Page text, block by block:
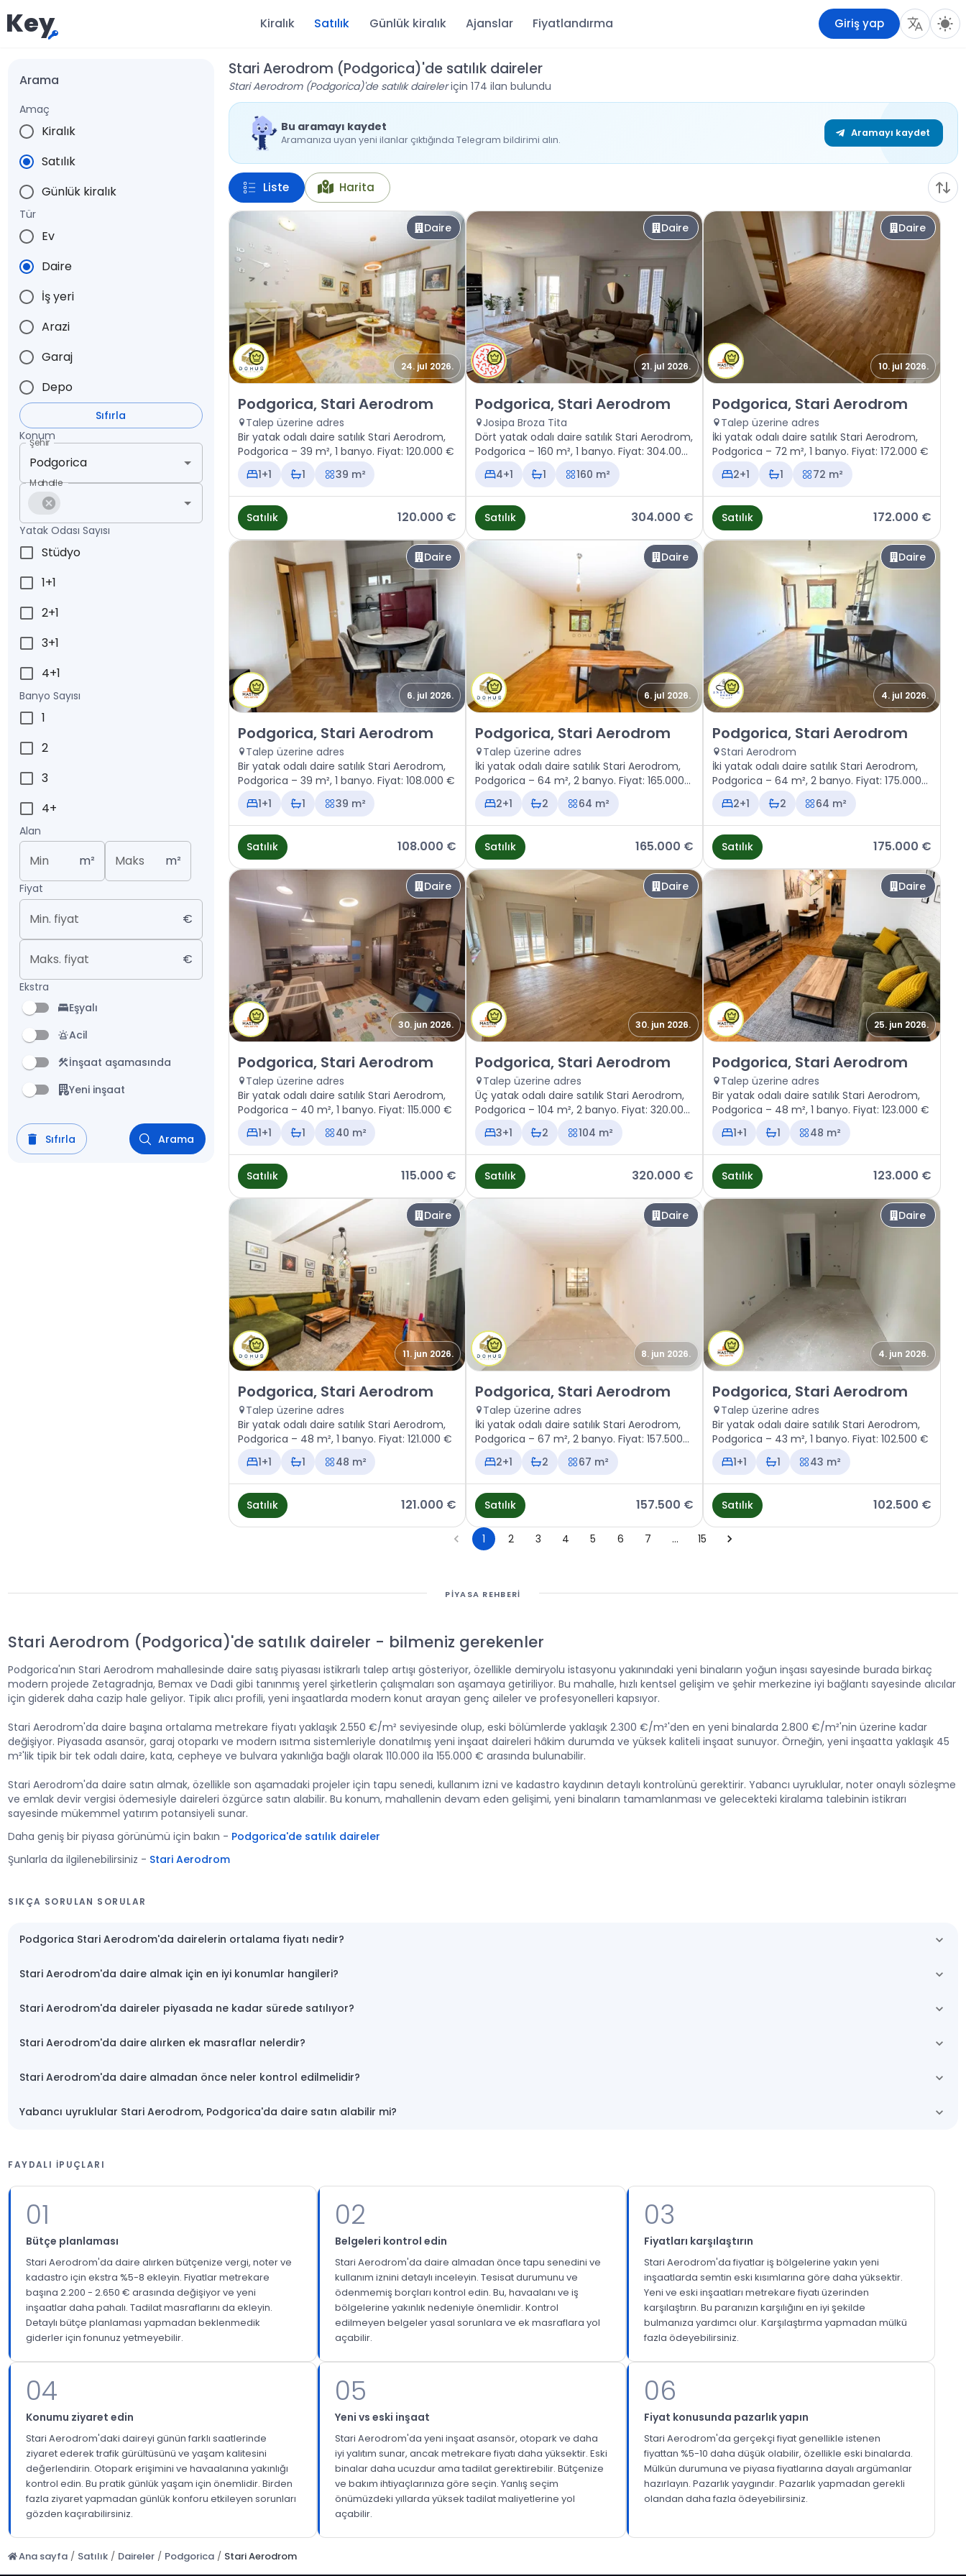
Key Kiralık Satılık Günlük kiralık Ajanslar Fiyatlandırma Giriş yap
Arama
Amaç
Kiralık
Satılık
Günlük kiralık
Tür
Ev
Daire
İş yeri
Arazi
Garaj
Depo
Sıfırla
Konum
Şehir
Mahalle
Yatak Odası Sayısı
Stüdyo
1+1
2+1
3+1
4+1
Banyo Sayısı
1
2
3
4+
Alan
Min m² Maks m²
Fiyat
Min. fiyat €
Maks. fiyat €
Ekstra
Eşyalı
Acil
İnşaat aşamasında
Yeni inşaat
Sıfırla Arama
Stari Aerodrom (Podgorica)'de satılık daireler
Stari Aerodrom (Podgorica)'de satılık daireleriçin 174 ilan bulundu
Bu aramayı kaydet
Aramanıza uyan yeni ilanlar çıktığında Telegram bildirimi alın.
Aramayı kaydet
Liste Harita
Daire
24. jul 2026.
Satılık - Daire Podgorica, Stari Aerodrom
Podgorica, Stari Aerodrom
Talep üzerine adres
Bir yatak odalı daire satılık Stari Aerodrom,
Podgorica – 39 m², 1 banyo. Fiyat: 120.000 €
1+1
1 39 m²
Satılık 120.000 €
Daire
21. jul 2026.
Satılık - Daire Podgorica, Stari Aerodrom
Podgorica, Stari Aerodrom
Josipa Broza Tita
Dört yatak odalı daire satılık Stari Aerodrom,
Podgorica – 160 m², 1 banyo. Fiyat: 304.000
€
4+1 1 160 m²
Satılık 304.000 €
Daire
10. jul 2026.
Satılık - Daire Podgorica, Stari Aerodrom
Podgorica, Stari Aerodrom
Talep üzerine adres
İki yatak odalı daire satılık Stari Aerodrom,
Podgorica – 72 m², 1 banyo. Fiyat: 172.000 €
2+1
1 72 m²
Satılık 172.000 €
Daire
6. jul 2026.
Satılık - Daire Podgorica, Stari Aerodrom
Podgorica, Stari Aerodrom
Talep üzerine adres
Bir yatak odalı daire satılık Stari Aerodrom,
Podgorica – 39 m², 1 banyo. Fiyat: 108.000 €
1+1
1 39 m²
Satılık 108.000 €
Daire
6. jul 2026.
Satılık - Daire Podgorica, Stari Aerodrom
Podgorica, Stari Aerodrom
Talep üzerine adres
İki yatak odalı daire satılık Stari Aerodrom,
Podgorica – 64 m², 2 banyo. Fiyat: 165.000
€
2+1 2 64 m²
Satılık 165.000 €
Daire
4. jul 2026.
Satılık - Daire Podgorica, Stari Aerodrom
Podgorica, Stari Aerodrom
Stari Aerodrom
İki yatak odalı daire satılık Stari Aerodrom,
Podgorica – 64 m², 2 banyo. Fiyat: 175.000
€
2+1 2 64 m²
Satılık 175.000 €
Daire
30. jun 2026.
Satılık - Daire Podgorica, Stari Aerodrom
Podgorica, Stari Aerodrom
Talep üzerine adres
Bir yatak odalı daire satılık Stari Aerodrom,
Podgorica – 40 m², 1 banyo. Fiyat: 115.000 €
1+1
1 40 m²
Satılık 115.000 €
Daire
30. jun 2026.
Satılık - Daire Podgorica, Stari Aerodrom
Podgorica, Stari Aerodrom
Talep üzerine adres
Üç yatak odalı daire satılık Stari Aerodrom,
Podgorica – 104 m², 2 banyo. Fiyat: 320.000
€
3+1 2 104 m²
Satılık 320.000 €
Daire
25. jun 2026.
Satılık - Daire Podgorica, Stari Aerodrom
Podgorica, Stari Aerodrom
Talep üzerine adres
Bir yatak odalı daire satılık Stari Aerodrom,
Podgorica – 48 m², 1 banyo. Fiyat: 123.000 €
1+1
1 48 m²
Satılık 123.000 €
Daire
11. jun 2026.
Satılık - Daire Podgorica, Stari Aerodrom
Podgorica, Stari Aerodrom
Talep üzerine adres
Bir yatak odalı daire satılık Stari Aerodrom,
Podgorica – 48 m², 1 banyo. Fiyat: 121.000 €
1+1
1 48 m²
Satılık 121.000 €
Daire
8. jun 2026.
Satılık - Daire Podgorica, Stari Aerodrom
Podgorica, Stari Aerodrom
Talep üzerine adres
İki yatak odalı daire satılık Stari Aerodrom,
Podgorica – 67 m², 2 banyo. Fiyat: 157.500
€
2+1 2 67 m²
Satılık 157.500 €
Daire
4. jun 2026.
Satılık - Daire Podgorica, Stari Aerodrom
Podgorica, Stari Aerodrom
Talep üzerine adres
Bir yatak odalı daire satılık Stari Aerodrom,
Podgorica – 43 m², 1 banyo. Fiyat: 102.500 €
1+1
1 43 m²
Satılık 102.500 €
1 2 3 4 5 6 7 … 15
PIYASA REHBERI
Stari Aerodrom (Podgorica)'de satılık daireler - bilmeniz gerekenler
Podgorica'nın Stari Aerodrom mahallesinde daire satış piyasası istikrarlı talep artışı gösteriyor, özellikle demiryolu istasyonu yakınındaki yeni binaların yoğun inşası sayesinde burada birkaç
modern projede Zetagradnja, Bemax ve Dadi gibi tanınmış yerel şirketlerin çalışmaları son aşamaya getiriliyor. Bu mahalle, hızlı kentsel gelişim ve şehir merkezine iyi bağlantı sayesinde alıcılar
için giderek daha cazip hale geliyor. Tipik alıcı profili, yeni inşaatlarda modern konut arayan genç aileler ve profesyonelleri kapsıyor.
Stari Aerodrom'da daire başına ortalama metrekare fiyatı yaklaşık 2.550 €/m² seviyesinde olup, eski bölümlerde yaklaşık 2.300 €/m²'den en yeni binalarda 2.800 €/m²'nin üzerine kadar
değişiyor. Piyasada asansör, garaj otoparkı ve modern ısıtma sistemleriyle donatılmış yeni inşaat daireleri hâkim durumda ve yüksek kaliteli inşaat sunuyor. Örneğin, yeni inşaatta yaklaşık 45
m²'lik tipik bir tek odalı daire, kata, cepheye ve bulvara yakınlığa bağlı olarak 110.000 ila 155.000 € arasında bulunabilir.
Stari Aerodrom'da daire satın almak, özellikle son aşamadaki projeler için tapu senedi, kullanım izni ve kadastro kaydının detaylı kontrolünü gerektirir. Yabancı uyruklular, noter onaylı sözleşme
ve emlak devir vergisi ödemesiyle daireleri özgürce satın alabilir. Bu konum, mahallenin devam eden gelişimi, yeni binaların tamamlanması ve gelecekteki kiralama talebinin istikrarı
sayesinde mükemmel yatırım potansiyeli sunar.
Daha geniş bir piyasa görünümü için bakın - Podgorica'de satılık daireler
Şunlarla da ilgilenebilirsiniz - Stari Aerodrom
SIKÇA SORULAN SORULAR
Podgorica Stari Aerodrom'da dairelerin ortalama fiyatı nedir?
Stari Aerodrom'da daire almak için en iyi konumlar hangileri?
Stari Aerodrom'da daireler piyasada ne kadar sürede satılıyor?
Stari Aerodrom'da daire alırken ek masraflar nelerdir?
Stari Aerodrom'da daire almadan önce neler kontrol edilmelidir?
Yabancı uyruklular Stari Aerodrom, Podgorica'da daire satın alabilir mi?
FAYDALI IPUÇLARI
01
Bütçe planlaması
Stari Aerodrom'da daire alırken bütçenize vergi, noter ve
kadastro için ekstra %5-8 ekleyin. Fiyatlar metrekare
başına 2.200 - 2.650 € arasında değişiyor ve yeni
inşaatlar daha pahalı. Tadilat masraflarını da ekleyin.
Detaylı bütçe planlaması yapmadan beklenmedik
giderler için fonunuz yetmeyebilir.
02
Belgeleri kontrol edin
Stari Aerodrom'da daire almadan önce tapu senedini ve
kullanım iznini detaylı inceleyin. Tesisat durumunu ve
ödenmemiş borçları kontrol edin. Bu, havaalanı ve iş
bölgelerine yakınlık nedeniyle önemlidir. Kontrol
edilmeyen belgeler yasal sorunlara ve ek masraflara yol
açabilir.
03
Fiyatları karşılaştırın
Stari Aerodrom'da fiyatlar iş bölgelerine yakın yeni
inşaatlarda semtin eski kısımlarına göre daha yüksektir.
Yeni ve eski inşaatları metrekare fiyatı üzerinden
karşılaştırın. Bu paranızın karşılığını en iyi şekilde
bulmanıza yardımcı olur. Karşılaştırma yapmadan mülkü
fazla ödeyebilirsiniz.
04
Konumu ziyaret edin
Stari Aerodrom'daki daireyi günün farklı saatlerinde
ziyaret ederek trafik gürültüsünü ve yaşam kalitesini
değerlendirin. Otopark erişimini ve havaalanına yakınlığı
kontrol edin. Bu pratik günlük yaşam için önemlidir. Birden
fazla ziyaret yapmadan günlük konforu etkileyen sorunları
gözden kaçırabilirsiniz.
05
Yeni vs eski inşaat
Stari Aerodrom'da yeni inşaat asansör, otopark ve daha
iyi yalıtım sunar, ancak metrekare fiyatı daha yüksektir. Eski
binalar daha ucuzdur ama tadilat gerektirebilir. Bütçenize
ve bakım ihtiyaçlarınıza göre seçin. Yanlış seçim
önümüzdeki yıllarda yüksek tadilat maliyetlerine yol
açabilir.
06
Fiyat konusunda pazarlık yapın
Stari Aerodrom'da gerçekçi fiyat genellikle istenen
fiyattan %5-10 daha düşük olabilir, özellikle eski binalarda.
Mülkün durumuna ve piyasa fiyatlarına dayalı argümanlar
hazırlayın. Pazarlık yaygındır. Pazarlık yapmadan gerekli
olandan daha fazla ödeyebilirsiniz.
Ana sayfa / Satılık / Daireler / Podgorica / Stari Aerodrom